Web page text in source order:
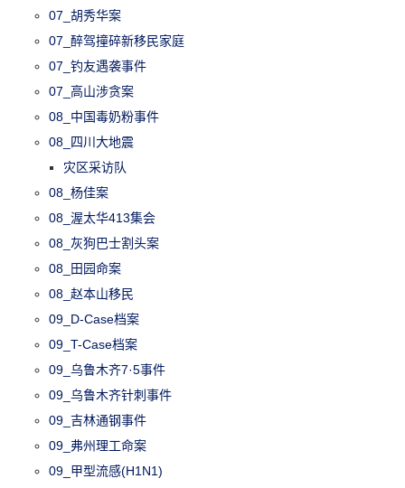
07_胡秀华案
07_醉驾撞碎新移民家庭
07_钓友遇袭事件
07_高山涉贪案
08_中国毒奶粉事件
08_四川大地震
灾区采访队
08_杨佳案
08_渥太华413集会
08_灰狗巴士割头案
08_田园命案
08_赵本山移民
09_D-Case档案
09_T-Case档案
09_乌鲁木齐7·5事件
09_乌鲁木齐针刺事件
09_吉林通钢事件
09_弗州理工命案
09_甲型流感(H1N1)